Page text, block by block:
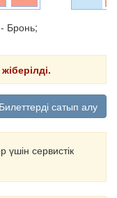
- Бронь;
Билеттерді сатып алу
үшін сервистік